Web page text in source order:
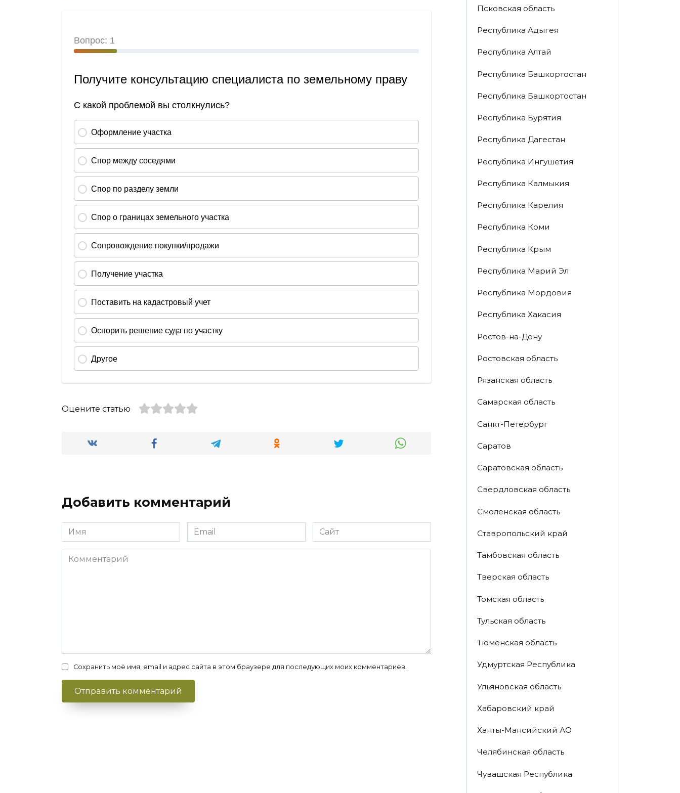
Оцените статью
Добавить комментарий
Имя
*
Email
*
Сайт
Комментарий
Сохранить моё имя, email и адрес сайта в этом браузере для последующих моих комментариев.
Псковская область
Республика Адыгея
Республика Алтай
Республика Башкортостан
Республика Башкортостан
Республика Бурятия
Республика Дагестан
Республика Ингушетия
Республика Калмыкия
Республика Карелия
Республика Коми
Республика Крым
Республика Марий Эл
Республика Мордовия
Республика Хакасия
Ростов-на-Дону
Ростовская область
Рязанская область
Самарская область
Санкт-Петербург
Саратов
Саратовская область
Свердловская область
Смоленская область
Ставропольский край
Тамбовская область
Тверская область
Томская область
Тульская область
Тюменская область
Удмуртская Республика
Ульяновская область
Хабаровский край
Ханты-Мансийский АО
Челябинская область
Чувашская Республика